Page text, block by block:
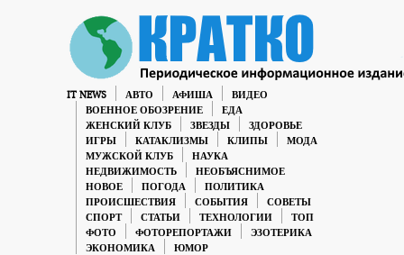
IT NEWS АВТО АФИША
ВИДЕО
ВОЕННОЕ ОБОЗРЕНИЕ
ЕДА
ЖЕНСКИЙ КЛУБ
ЗВЕЗДЫ
ЗДОРОВЬЕ
ИГРЫ
КАТАКЛИЗМЫ КЛИПЫ
МОДА
МУЖСКОЙ КЛУБ
НАУКА
НЕДВИЖИМОСТЬ
НЕОБЪЯСНИМОЕ
НОВОЕ
ПОГОДА
ПОЛИТИКА
ПРОИСШЕСТВИЯ
СОБЫТИЯ
СОВЕТЫ
СПОРТ
СТАТЬИ ТЕХНОЛОГИИ
ТОП
ФОТО
ФОТОРЕПОРТАЖИ
ЭЗОТЕРИКА
ЭКОНОМИКА
ЮМОР